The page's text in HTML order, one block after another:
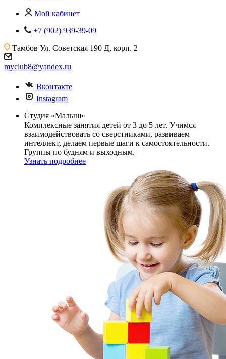
Мой кабинет
+7 (902) 939-39-09
Тамбов Ул. Советская 190 Д, корп. 2
myclub8@yandex.ru
Вконтакте
Instagram
Студия «Малыш»
Комплексные занятия детей от 3 до 5 лет. Учимся
взаимодействовать со сверстниками, развиваем
интеллект, делаем первые шаги к самостоятельности.
Группы по будням и выходным.
Узнать подробнее